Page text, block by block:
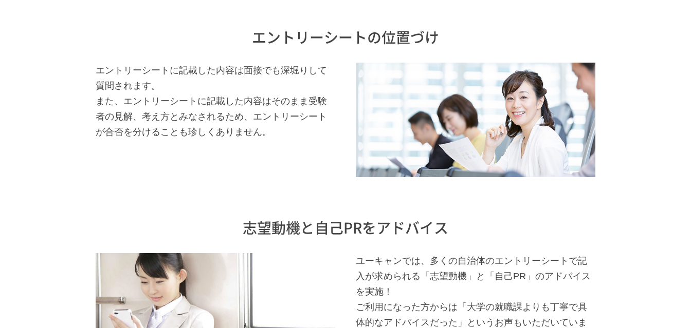
エントリーシートの位置づけ
エントリーシートに記載した内容は面接でも深堀りして
質問されます。
また、エントリーシートに記載した内容はそのまま受験
者の見解、考え方とみなされるため、エントリーシート
が合否を分けることも珍しくありません。
志望動機と自己PRをアドバイス
ユーキャンでは、多くの自治体のエントリーシートで記
入が求められる「志望動機」と「自己PR」のアドバイス
を実施！
ご利用になった方からは「大学の就職課よりも丁寧で具
体的なアドバイスだった」というお声もいただいていま